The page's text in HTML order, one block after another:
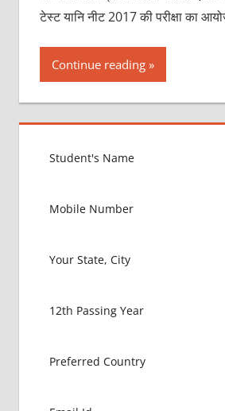
टेस्ट यानि नीट 2017 की परीक्षा का
Continue reading